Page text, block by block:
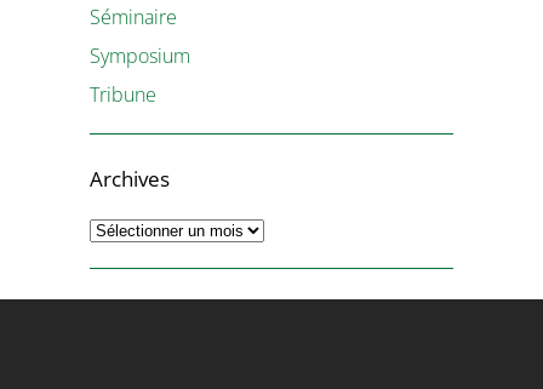
Séminaire
Symposium
Tribune
Archives
Archives